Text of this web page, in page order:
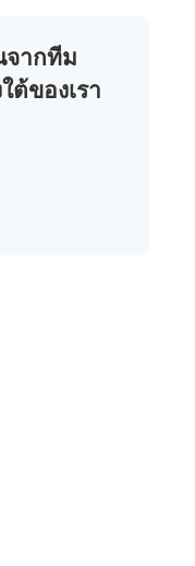
ากทีม
ต้ของเรา